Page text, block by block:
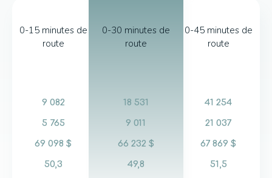
0-15 minutes de
route
9 082
5 765
69 098 $
50,3
0-30 minutes de
route
18 531
9 011
66 232 $
49,8
0-45 minutes de
route
41 254
21 037
67 869 $
51,5